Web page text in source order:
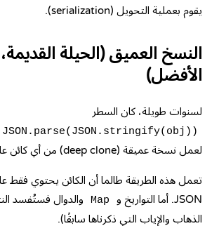
يقوم بعملية التحويل (serialization).
النسخ العميق (الحيلة
الأفضل)
لسنوات طويلة، كان السطر
JSON.parse(JSON.stringify(obj))
لعمل نسخة عميقة (deep clone) من أي كائن عادي:
تعمل هذه الطريقة طالما أن الكائن يحتوي فقط
JSON. أما التواريخ و
Map
والدوال فستُفسد
الذهاب والإياب التي ذكرناها سابقًا).